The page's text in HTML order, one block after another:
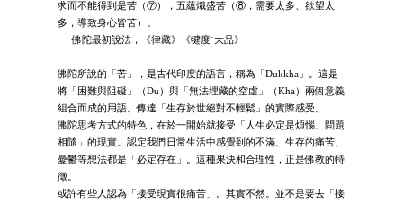
求而不能得到是苦（⑦），五蘊熾盛苦（⑧，需要太多、欲望太
多，導致身心皆苦）。
──佛陀最初說法，《律藏》《犍度˙大品》
佛陀所說的「苦」，是古代印度的語言，稱為「Dukkha」。這是
將「困難與阻礙」（Du）與「無法埋藏的空虛」（Kha）兩個意義
組合而成的用語。傳達「生存於世絕對不輕鬆」的實際感受。
佛陀思考方式的特色，在於一開始就接受「人生必定是煩惱、問題
相隨」的現實。認定我們日常生活中感覺到的不滿、生存的痛苦、
憂鬱等想法都是「必定存在」。這種果決和合理性，正是佛教的特
徵。
或許有些人認為「接受現實很痛苦」。其實不然。並不是要去「接